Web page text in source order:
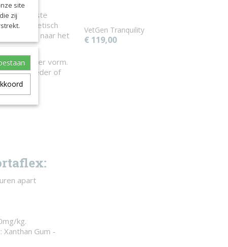
de juiste
synergetisch
naar het
in poeder vorm.
poeder of
apart
kg.
Gum -
VetGen Tranquility
€ 119,00
site
zij